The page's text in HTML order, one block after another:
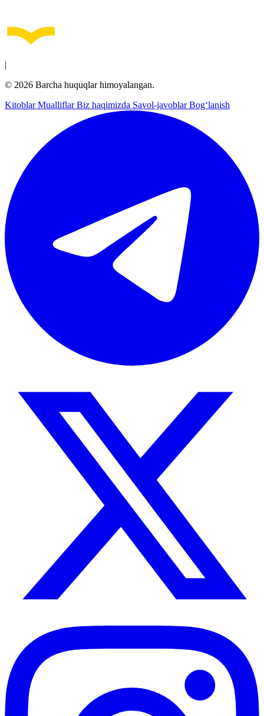
|
© 2026 Barcha huquqlar himoyalangan.
KitoblarMualliflarBiz haqimizda Savol-javoblarBog‘lanish